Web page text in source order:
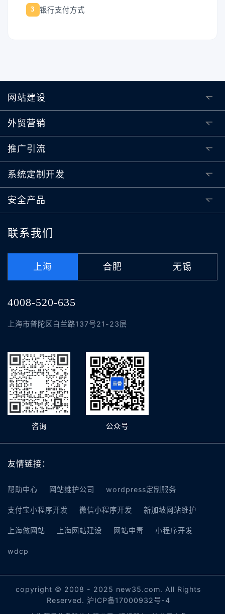
3 银行支付方式
网站建设
外贸营销
推广引流
系统定制开发
安全产品
联系我们
上海 合肥 无锡
4008-520-635
上海市普陀区白兰路137号21-23层
咨询 公众号
友情链接：
帮助中心 网站维护公司 wordpress定制服务
支付宝小程序开发 微信小程序开发 新加坡网站维护
上海做网站 上海网站建设 网站中毒 小程序开发
wdcp
copyright © 2008 - 2025 new35.com. All Rights
Reserved. 沪ICP备17000932号-4